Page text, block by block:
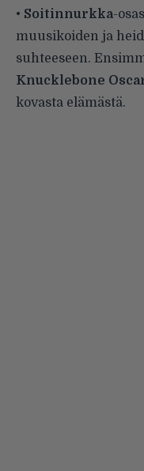
• Soitinnurkka-
muusikoiden ja
suhteeseen.
Knucklebone
kovasta elämästä.